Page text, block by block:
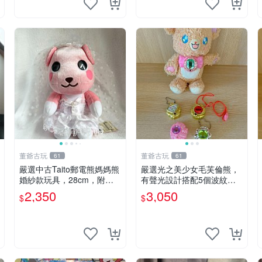
董爺古玩 61
嚴選中古Taito郵電熊媽媽熊
婚紗款玩具，28cm，附原
盒，保存極佳實拍，婚紗細
節清晰可見，偶像收藏推薦
$2,350
董爺古玩 61
嚴選光之美少女毛芙倫熊，
有聲光設計搭配5個波紋
石，成色完美如圖。爽快附
電池，讓愛心不打折扣。 光
$3,050